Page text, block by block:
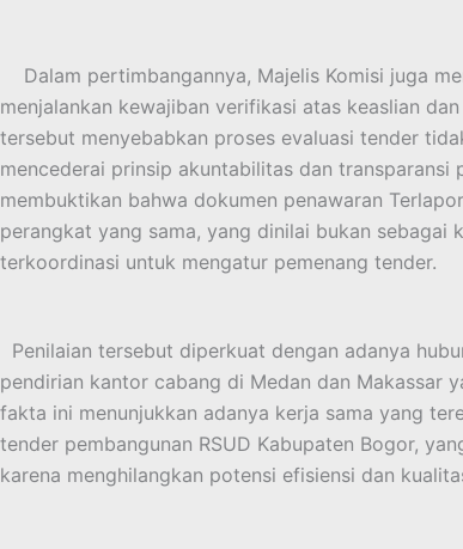
Dalam pertimbangannya, Majelis Komisi juga
menjalankan kewajiban verifikasi atas keaslian
tersebut menyebabkan proses evaluasi tender
mencederai prinsip akuntabilitas dan transparansi
membuktikan bahwa dokumen penawaran
perangkat yang sama, yang dinilai bukan sebagai
terkoordinasi untuk mengatur pemenang tender.
Penilaian tersebut diperkuat dengan adanya
pendirian kantor cabang di Medan dan Makassar
fakta ini menunjukkan adanya kerja sama yang
tender pembangunan RSUD Kabupaten Bogor,
karena menghilangkan potensi efisiensi dan